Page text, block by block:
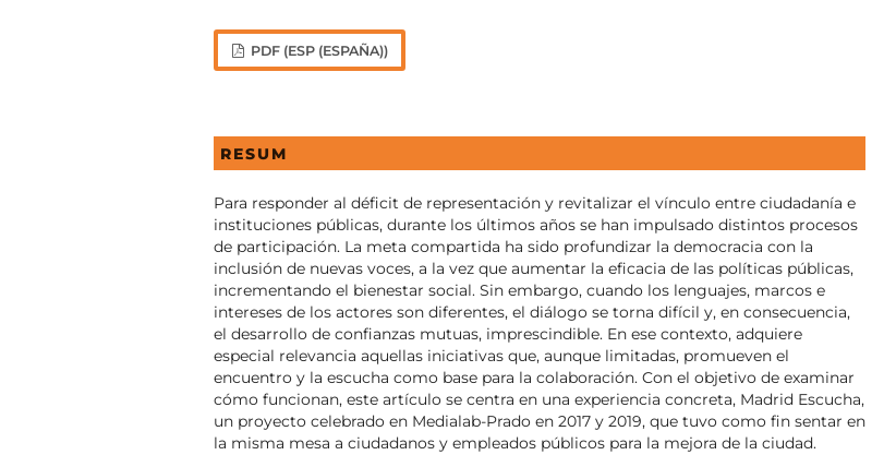
PDF (ESP (ESPAÑA))
RESUM
Para responder al déficit de representación y revitalizar el vínculo entre ciudadanía e
instituciones públicas, durante los últimos años se han impulsado distintos procesos
de participación. La meta compartida ha sido profundizar la democracia con la
inclusión de nuevas voces, a la vez que aumentar la eficacia de las políticas públicas,
incrementando el bienestar social. Sin embargo, cuando los lenguajes, marcos e
intereses de los actores son diferentes, el diálogo se torna difícil y, en consecuencia,
el desarrollo de confianzas mutuas, imprescindible. En ese contexto, adquiere
especial relevancia aquellas iniciativas que, aunque limitadas, promueven el
encuentro y la escucha como base para la colaboración. Con el objetivo de examinar
cómo funcionan, este artículo se centra en una experiencia concreta, Madrid Escucha,
un proyecto celebrado en Medialab-Prado en 2017 y 2019, que tuvo como fin sentar en
la misma mesa a ciudadanos y empleados públicos para la mejora de la ciudad.